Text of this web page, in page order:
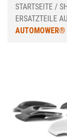
STARTSEITE /
ERSATZTEILE